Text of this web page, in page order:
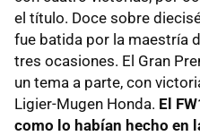
el título. Doce sobre
fue batida por la maestría
tres ocasiones. El Gran
un tema a parte, con
Ligier-Mugen Honda. El
como lo habían hecho en